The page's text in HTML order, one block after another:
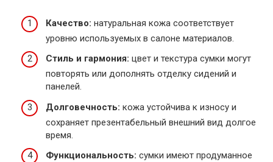
Качество: натуральная кожа соответствует
уровню используемых в салоне материалов.
Стиль и гармония: цвет и текстура сумки могут
повторять или дополнять отделку сидений и
панелей.
Долговечность: кожа устойчива к износу и
сохраняет презентабельный внешний вид долгое
время.
Функциональность: сумки имеют продуманное